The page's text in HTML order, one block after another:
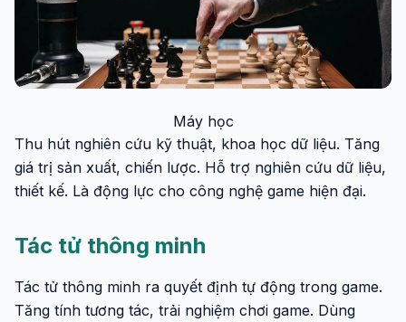
Máy học
Thu hút nghiên cứu kỹ thuật, khoa học dữ liệu. Tăng
giá trị sản xuất, chiến lược. Hỗ trợ nghiên cứu dữ liệu,
thiết kế. Là động lực cho công nghệ game hiện đại.
Tác tử thông minh
Tác tử thông minh ra quyết định tự động trong game.
Tăng tính tương tác, trải nghiệm chơi game. Dùng